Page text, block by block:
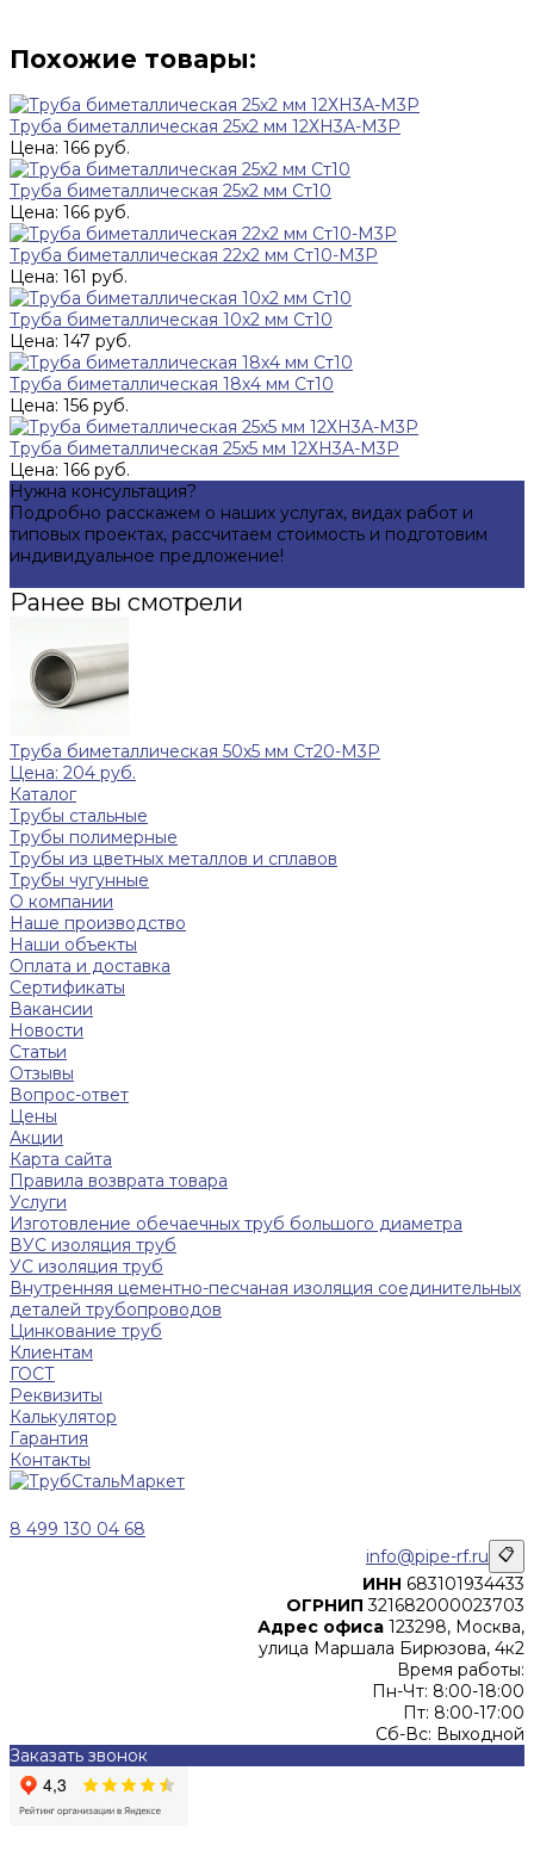
Похожие товары:
Труба биметаллическая 25х2 мм 12ХН3А-М3Р
Цена: 166 руб.
Труба биметаллическая 25х2 мм Ст10
Цена: 166 руб.
Труба биметаллическая 22х2 мм Ст10-М3Р
Цена: 161 руб.
Труба биметаллическая 10х2 мм Ст10
Цена: 147 руб.
Труба биметаллическая 18х4 мм Ст10
Цена: 156 руб.
Труба биметаллическая 25х5 мм 12ХН3А-М3Р
Цена: 166 руб.
Нужна консультация?
Подробно расскажем о наших услугах, видах работ и
типовых проектах, рассчитаем стоимость и подготовим
индивидуальное предложение!
Ранее вы смотрели
Труба биметаллическая 50х5 мм Ст20-М3Р
Цена: 204 руб.
Каталог
Трубы стальные
Трубы полимерные
Трубы из цветных металлов и сплавов
Трубы чугунные
О компании
Наше производство
Наши объекты
Оплата и доставка
Сертификаты
Вакансии
Новости
Статьи
Отзывы
Вопрос-ответ
Цены
Акции
Карта сайта
Правила возврата товара
Услуги
Изготовление обечаечных труб большого диаметра
ВУС изоляция труб
УС изоляция труб
Внутренняя цементно-песчаная изоляция соединительных
деталей трубопроводов
Цинкование труб
Клиентам
ГОСТ
Реквизиты
Калькулятор
Гарантия
Контакты
8 499 130 04 68
info@pipe-rf.ru 📋
ИНН 683101934433
ОГРНИП 321682000023703
Адрес офиса 123298, Москва,
улица Маршала Бирюзова, 4к2
Время работы:
Пн-Чт: 8:00-18:00
Пт: 8:00-17:00
Сб-Вс: Выходной
Заказать звонок